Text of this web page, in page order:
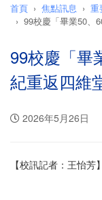
首頁 焦點訊息
重
99校慶「畢業50、
99校慶「畢
紀重返四維
2026年5月26日
【校訊記者：王怡芳】